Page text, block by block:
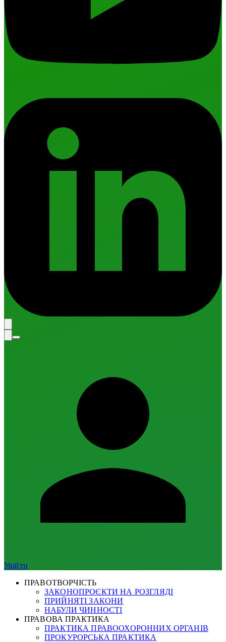
Увійти
ПРАВОТВОРЧІСТЬ
ЗАКОНОПРОЄКТИ НА РОЗГЛЯДІ
ПРИЙНЯТІ ЗАКОНИ
НАБУЛИ ЧИННОСТІ
ПРАВОВА ПРАКТИКА
ПРАКТИКА ПРАВООХОРОННИХ ОРГАНІВ
ПРОКУРОРСЬКА ПРАКТИКА